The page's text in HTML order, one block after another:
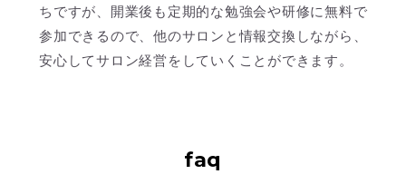
ちですが、開業後も定期的な勉強会や研修に無料で
参加できるので、他のサロンと情報交換しながら、
安心してサロン経営をしていくことができます。
faq